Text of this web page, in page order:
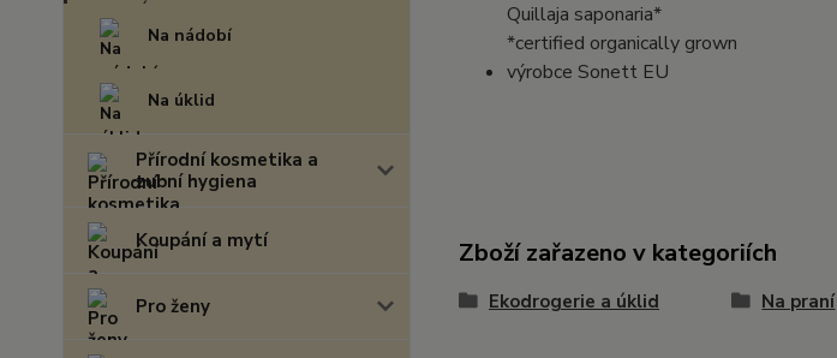
Na nádobí
Na úklid
Přírodní kosmetika a
zubní hygiena
Koupání a mytí
Pro ženy
Quillaja saponaria*
*certified organically grown
výrobce Sonett EU
Zboží zařazeno v kategoriích
Ekodrogerie a úklid Na praní